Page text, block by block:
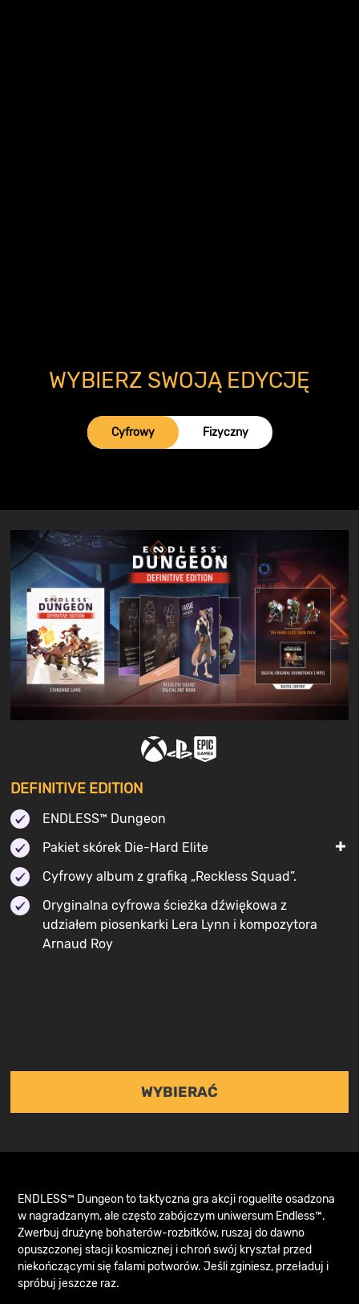
WYBIERZ SWOJĄ EDYCJĘ
Cyfrowy Fizyczny
DEFINITIVE EDITION
ENDLESS™ Dungeon
Pakiet skórek Die-Hard Elite
Cyfrowy album z grafiką „Reckless Squad”.
Oryginalna cyfrowa ścieżka dźwiękowa z
udziałem piosenkarki Lera Lynn i kompozytora
Arnaud Roy
WYBIERAĆ
ENDLESS™ Dungeon to taktyczna gra akcji roguelite osadzona
w nagradzanym, ale często zabójczym uniwersum Endless™.
Zwerbuj drużynę bohaterów-rozbitków, ruszaj do dawno
opuszczonej stacji kosmicznej i chroń swój kryształ przed
niekończącymi się falami potworów. Jeśli zginiesz, przeładuj i
spróbuj jeszcze raz.